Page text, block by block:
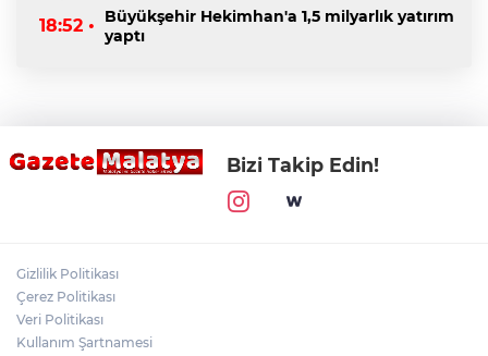
18:52 •
Büyükşehir Hekimhan'a 1,5 milyarlık yatırım
yaptı
Bizi Takip Edin!
Gizlilik Politikası
Çerez Politikası
Veri Politikası
Kullanım Şartnamesi